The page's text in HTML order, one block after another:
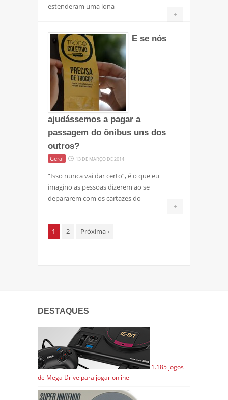
estenderam uma lona
+
E se nós
ajudássemos a pagar a
passagem do ônibus uns dos
outros?
Geral 13 DE MARÇO DE 2014
“Isso nunca vai dar certo”, é o que eu
imagino as pessoas dizerem ao se
depararem com os cartazes do
+
1 2 Próxima›
DESTAQUES
1.185 jogos
de Mega Drive para jogar online